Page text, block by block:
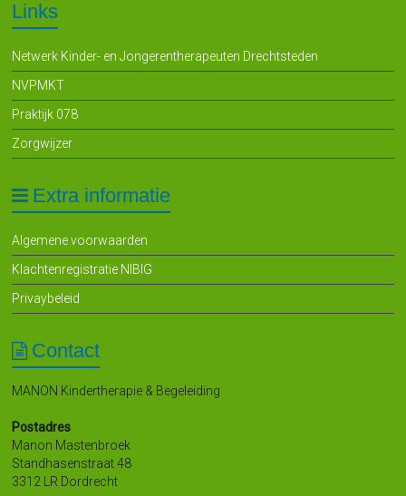
Links
Netwerk Kinder- en Jongerentherapeuten Drechtsteden
NVPMKT
Praktijk 078
Zorgwijzer
Extra informatie
Algemene voorwaarden
Klachtenregistratie NIBIG
Privaybeleid
Contact
MANON Kindertherapie & Begeleiding
Postadres
Manon Mastenbroek
Standhasenstraat 48
3312 LR Dordrecht